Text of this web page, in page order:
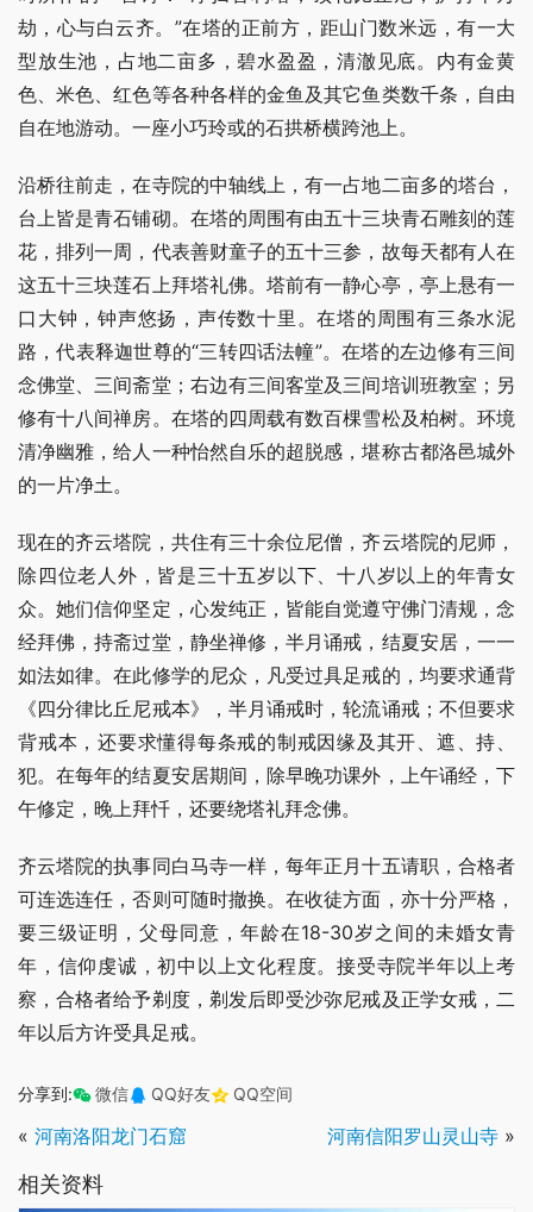
劫，心与白云齐。”在塔的正前方，距山门数米远，有一大
型放生池，占地二亩多，碧水盈盈，清澈见底。内有金黄
色、米色、红色等各种各样的金鱼及其它鱼类数千条，自由
自在地游动。一座小巧玲或的石拱桥横跨池上。
沿桥往前走，在寺院的中轴线上，有一占地二亩多的塔台，
台上皆是青石铺砌。在塔的周围有由五十三块青石雕刻的莲
花，排列一周，代表善财童子的五十三参，故每天都有人在
这五十三块莲石上拜塔礼佛。塔前有一静心亭，亭上悬有一
口大钟，钟声悠扬，声传数十里。在塔的周围有三条水泥
路，代表释迦世尊的“三转四话法幢”。在塔的左边修有三间
念佛堂、三间斋堂；右边有三间客堂及三间培训班教室；另
修有十八间禅房。在塔的四周载有数百棵雪松及柏树。环境
清净幽雅，给人一种怡然自乐的超脱感，堪称古都洛邑城外
的一片净土。
现在的齐云塔院，共住有三十余位尼僧，齐云塔院的尼师，
除四位老人外，皆是三十五岁以下、十八岁以上的年青女
众。她们信仰坚定，心发纯正，皆能自觉遵守佛门清规，念
经拜佛，持斋过堂，静坐禅修，半月诵戒，结夏安居，一一
如法如律。在此修学的尼众，凡受过具足戒的，均要求通背
《四分律比丘尼戒本》，半月诵戒时，轮流诵戒；不但要求
背戒本，还要求懂得每条戒的制戒因缘及其开、遮、持、
犯。在每年的结夏安居期间，除早晚功课外，上午诵经，下
午修定，晚上拜忏，还要绕塔礼拜念佛。
齐云塔院的执事同白马寺一样，每年正月十五请职，合格者
可连选连任，否则可随时撤换。在收徒方面，亦十分严格，
要三级证明，父母同意，年龄在18-30岁之间的未婚女青
年，信仰虔诚，初中以上文化程度。接受寺院半年以上考
察，合格者给予剃度，剃发后即受沙弥尼戒及正学女戒，二
年以后方许受具足戒。
分享到: 微信 QQ好友 QQ空间
« 河南洛阳龙门石窟 河南信阳罗山灵山寺 »
相关资料